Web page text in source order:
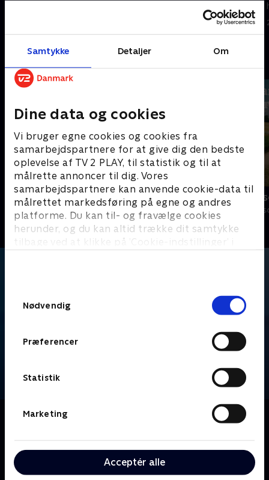
Samtykke Detaljer Om
Dine data og cookies
Vi bruger egne cookies og cookies fra
samarbejdspartnere for at give dig den bedste
oplevelse af TV 2 PLAY, til statistik og til at
målrette annoncer til dig. Vores
samarbejdspartnere kan anvende cookie-data til
målrettet markedsføring på egne og andres
platforme. Du kan til- og fravælge cookies
herunder, og du kan altid trække dit samtykke
tilbage ved at klikke på ’Cookie-indstillinger’ i
Nødvendig
Præferencer
Statistik
Marketing
Acceptér alle
22. juni 2022 • 32 min
fremme i skoene, mens en
såret Frida B. trækker sig ind i
23. juni 2022 • 35 min
Andre så også
Bachelorette
Reality • 4 sæsoner
Landmand
Reality • 13
Om Bachelor
håbefulde deltagere afsted på et romantisk
kærlighedseventyr - med masser af dates, drama og